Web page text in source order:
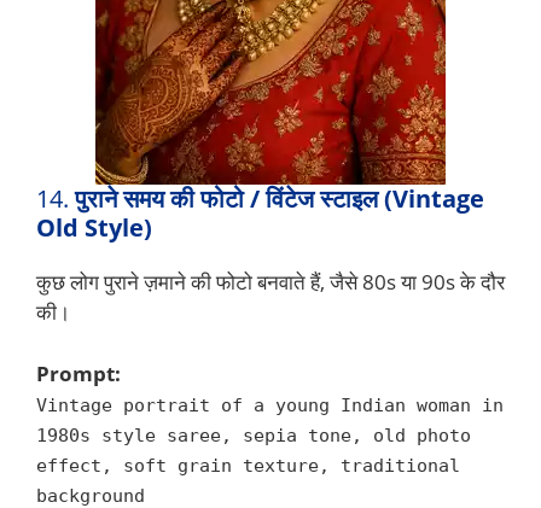
14.पुराने समय की फोटो / विंटेज स्टाइल (Vintage
Old Style)
कुछ लोग पुराने ज़माने की फोटो बनवाते हैं, जैसे 80s या 90s के दौर
की।
Prompt:
Vintage portrait of a young Indian woman in
1980s style saree, sepia tone, old photo
effect, soft grain texture, traditional
background